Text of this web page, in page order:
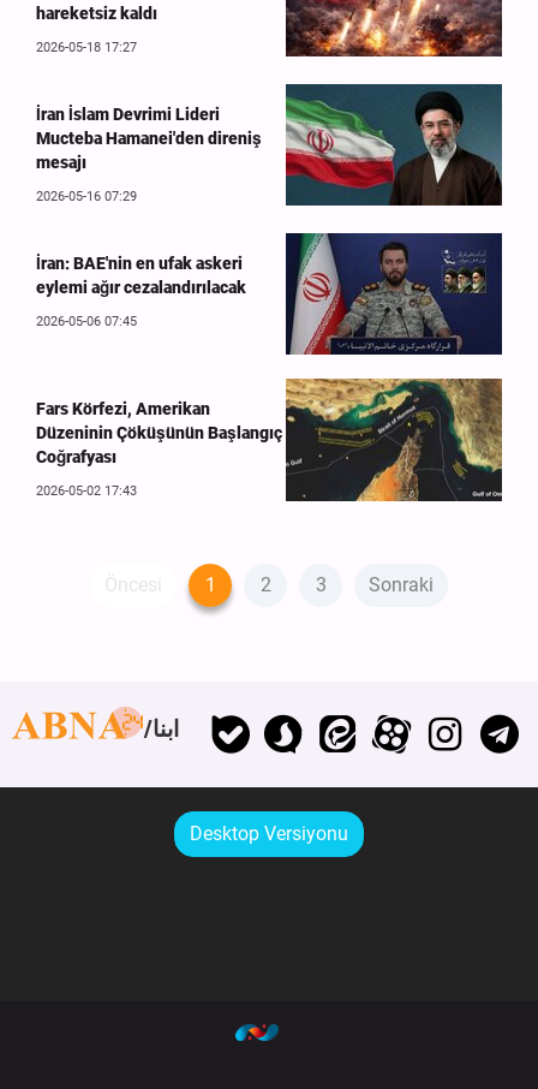
hareketsiz kaldı
2026-05-18 17:27
İran İslam Devrimi Lideri
Mucteba Hamanei'den direniş
mesajı
2026-05-16 07:29
İran: BAE'nin en ufak askeri
eylemi ağır cezalandırılacak
2026-05-06 07:45
Fars Körfezi, Amerikan
Düzeninin Çöküşünün Başlangıç
Coğrafyası
2026-05-02 17:43
Öncesi 1 2 3 Sonraki
ابنا
Desktop Versiyonu